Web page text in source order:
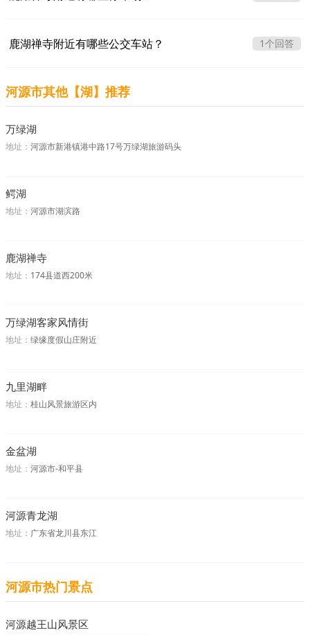
鹿湖禅寺附近有哪些公交车站？ 1个回答
河源市其他【湖】推荐
万绿湖
地址： 河源市新港镇港中路17号万绿湖旅游码头
鳄湖
地址： 河源市湖滨路
鹿湖禅寺
地址： 174县道西200米
万绿湖客家风情街
地址： 绿缘度假山庄附近
九里湖畔
地址： 桂山风景旅游区内
金盆湖
地址： 河源市-和平县
河源青龙湖
地址： 广东省龙川县东江
河源市热门景点
河源越王山风景区